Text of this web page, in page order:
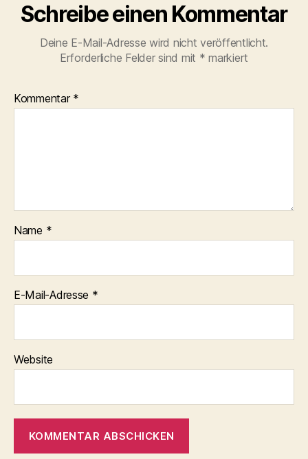
Schreibe einen Kommentar
Deine E-Mail-Adresse wird nicht veröffentlicht.
Erforderliche Felder sind mit * markiert
Kommentar *
Name *
E-Mail-Adresse *
Website